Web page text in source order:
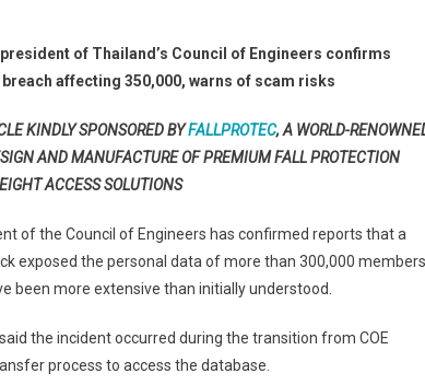
of Thailand’s Council of Engineers confirms
breach affecting 350,000, warns of scam risks
KINDLY SPONSORED BYFALLPROTEC, A WORLD-
AND MANUFACTURE OF PREMIUM FALL PROTECTION
ACCESS SOLUTIONS
of the Council of Engineers has confirmed reports that a
exposed the personal data of more than 300,000
been more extensive than initially understood.
the incident occurred during the transition from COE
process to access the database.